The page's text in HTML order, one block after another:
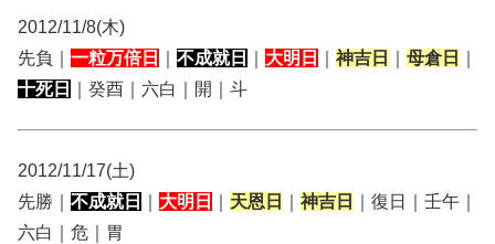
2012/11/8(木)
先負｜ 一粒万倍日 不成就日 大明日 神吉日 母倉日
十死日
｜癸酉｜六白｜開｜斗
2012/11/17(土)
先勝｜ 不成就日 大明日 天恩日 神吉日
｜復日｜壬午｜
六白｜危｜胃